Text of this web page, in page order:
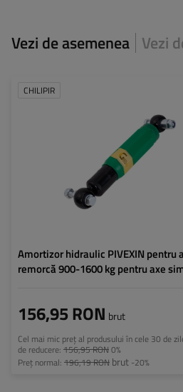
Vezi de asemenea Vezi
CHILIPIR
Amortizor hidraulic PIVEXIN pentru
remorcă 900-1600 kg pentru axe
156,95 RON brut
Cel mai mic preț al produsului în cele 30 de
de reducere: 156,95 RON0%
Preț normal: 196,19 RON brut -20%
1600 kg